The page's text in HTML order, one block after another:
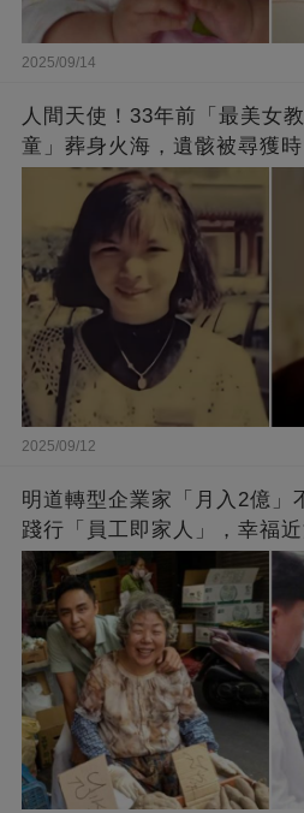
2025/09/14
人間天使！33年前「最美女
童」葬身火海，遺骸被尋獲
崩：真正的英雄不該被遺忘
2025/09/12
明道轉型企業家「月入2億」
踐行「員工即家人」，幸福
闆的福報